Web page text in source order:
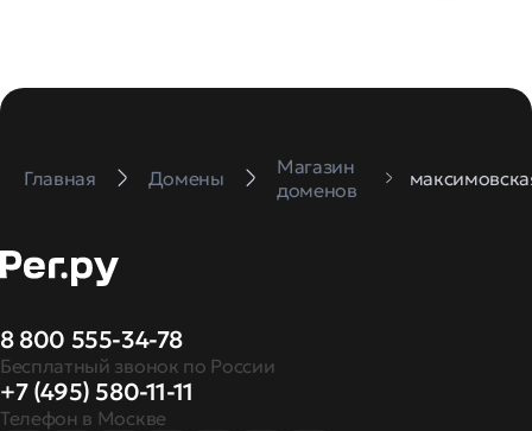
Главная Домены
Магазин
доменов
8 800 555-34-78
Бесплатный звонок по России
+7 (495) 580-11-11
Телефон в Москве